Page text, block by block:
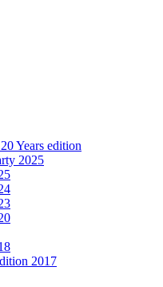
Years edition
2025
2017